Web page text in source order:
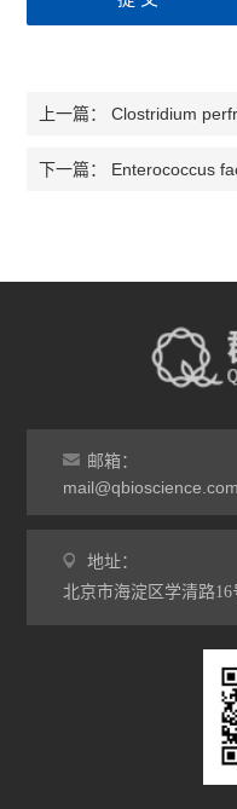
上一篇： Clostridium perfringens
下一篇： Enterococcus
邮箱：
mail@qbioscience.com
地址：
北京市海淀区学清路16